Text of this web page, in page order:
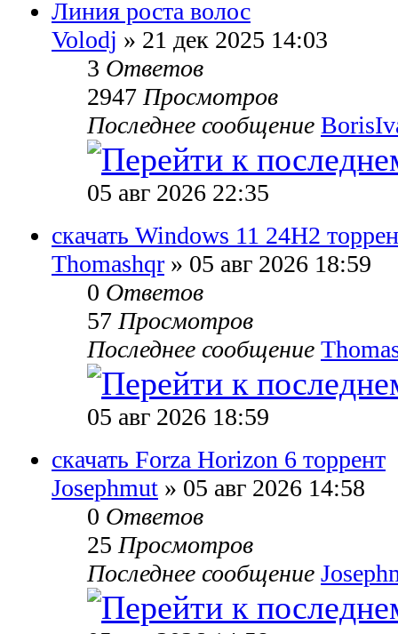
Линия роста волос
Volodj » 21 дек 2025 14:03
3 Ответов
2947Просмотров
Последнее сообщение
05 авг 2026 22:35
скачать Windows 11 24H2
Thomashqr » 05 авг 2026 18:59
0 Ответов
57Просмотров
Последнее сообщение
05 авг 2026 18:59
скачать Forza Horizon 6 торрент
Josephmut » 05 авг 2026 14:58
0 Ответов
25Просмотров
Последнее сообщение